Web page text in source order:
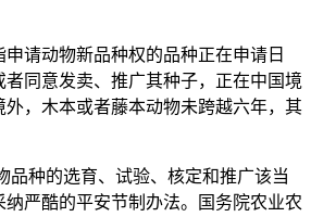
动物新品种权的品种正在申请日
同意发卖、推广其种子，正在中国境
外，木本或者藤本动物未跨越六年，其
种的选育、试验、核定和推广该当
严酷的平安节制办法。国务院农业农